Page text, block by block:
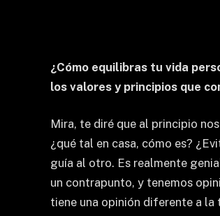
¿Cómo equilibras tu vida
los valores y principios que
Mira, te diré que al principio
¿qué tal en casa, cómo es?
guía al otro. Es realmente
un contrapunto, y tenemos
tiene una opinión diferente a la